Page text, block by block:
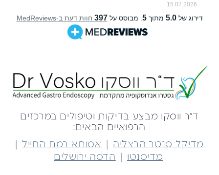
ד״ר ווסקו מבצע בדיקות וטיפולים במרכזים
הרפואיים הבאים:
מדיקל סנטר הרצליה
| אסותא רמת החייל |
מדיסנטו | הדסה ירושלים